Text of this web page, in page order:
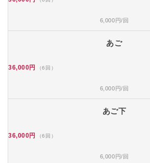
6,000円/回
あご
36,000円 （6回）
6,000円/回
あご下
36,000円 （6回）
6,000円/回